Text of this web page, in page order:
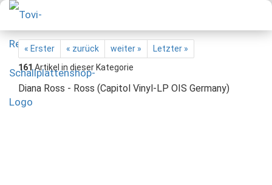
« Erster « zurück weiter »
Letzter »
161Artikel in dieser Kategorie
Diana Ross - Ross (Capitol Vinyl-LP OIS Germany)